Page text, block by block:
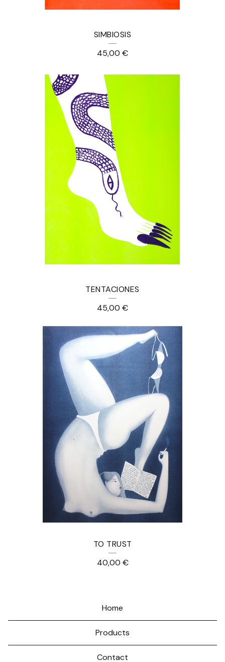
SIMBIOSIS
45,00 €
TENTACIONES
45,00 €
TO TRUST
40,00 €
Home
Products
Contact